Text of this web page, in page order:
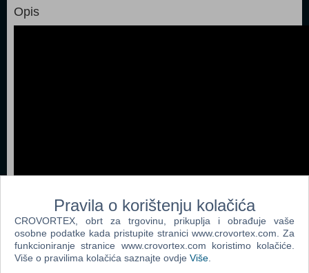
Opis
Popularno
Pravila o korištenju kolačića
CROVORTEX, obrt za trgovinu, prikuplja i obrađuje vaše
osobne podatke kada pristupite stranici www.crovortex.com. Za
funkcioniranje stranice www.crovortex.com koristimo kolačiće.
Više o pravilima kolačića saznajte ovdje Više